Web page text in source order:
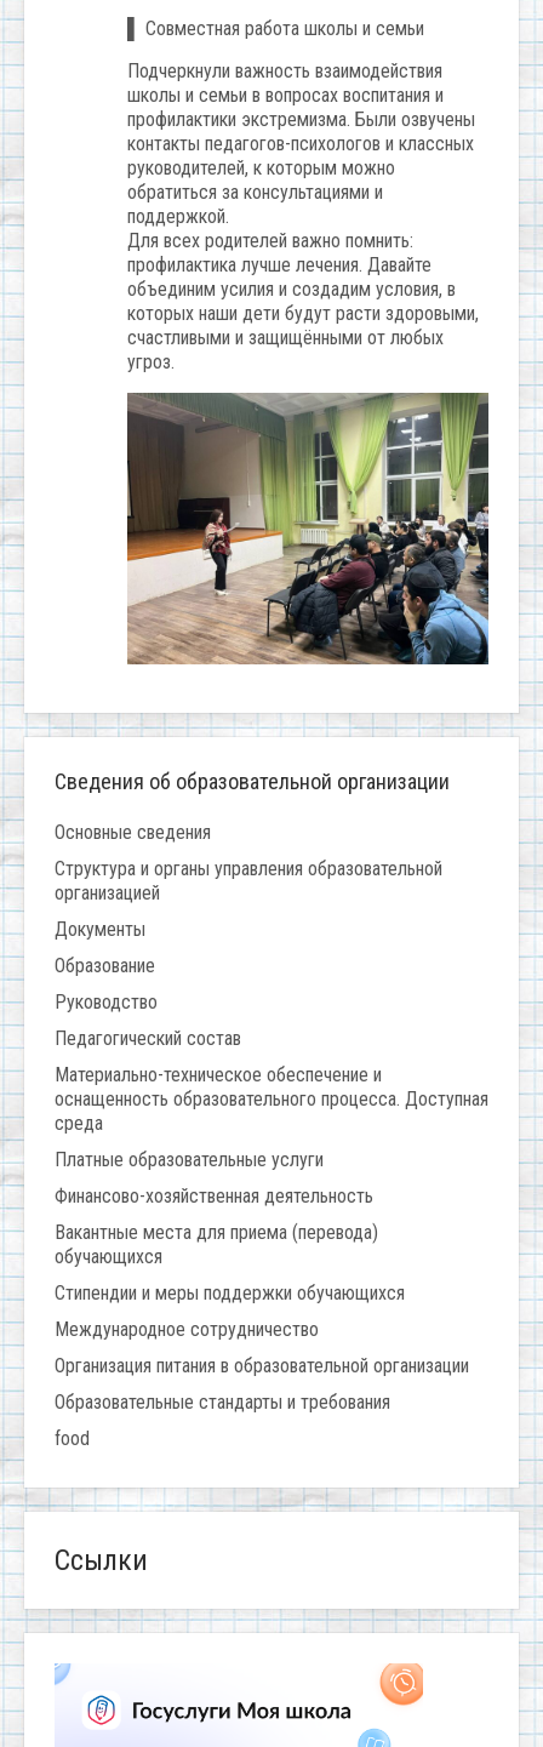
▌ Совместная работа школы и семьи
Подчеркнули важность взаимодействия
школы и семьи в вопросах воспитания и
профилактики экстремизма. Были озвучены
контакты педагогов-психологов и классных
руководителей, к которым можно
обратиться за консультациями и
поддержкой.
Для всех родителей важно помнить:
профилактика лучше лечения. Давайте
объединим усилия и создадим условия, в
которых наши дети будут расти здоровыми,
счастливыми и защищёнными от любых
угроз.
Сведения об образовательной организации
Основные сведения
Структура и органы управления образовательной
организацией
Документы
Образование
Руководство
Педагогический состав
Материально-техническое обеспечение и
оснащенность образовательного процесса. Доступная
среда
Платные образовательные услуги
Финансово-хозяйственная деятельность
Вакантные места для приема (перевода)
обучающихся
Стипендии и меры поддержки обучающихся
Международное сотрудничество
Организация питания в образовательной организации
Образовательные стандарты и требования
food
Ссылки